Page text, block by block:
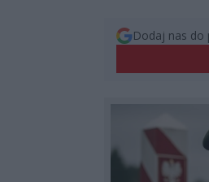
Dodaj nas do